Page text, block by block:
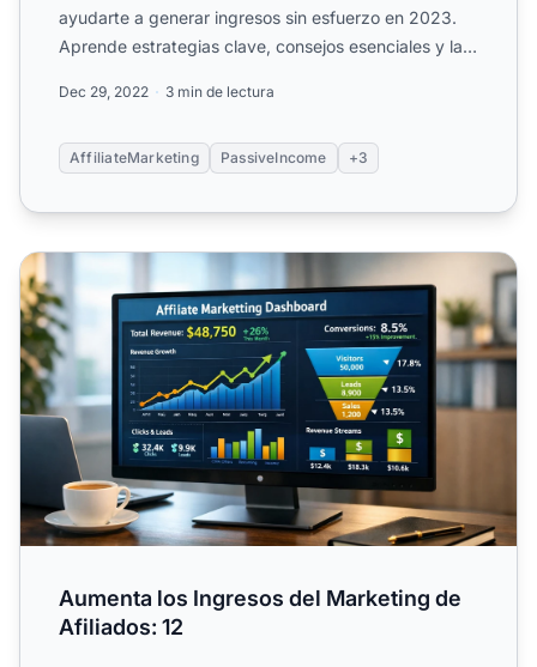
ayudarte a generar ingresos sin esfuerzo en 2023.
Aprende estrategias clave, consejos esenciales y las
Dec 29, 2022 3 min de lectura
AffiliateMarketing PassiveIncome +3
Aumenta los Ingresos del Marketing de Afiliados: 12
Aumenta los Ingresos del Marketing de
Afiliados: 12